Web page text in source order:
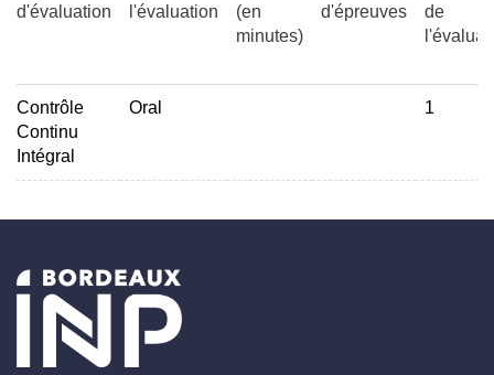
d'évaluation
l'évaluation
(en
minutes)
d'épreuves
de
Contrôle
Continu
Intégral
Oral 1